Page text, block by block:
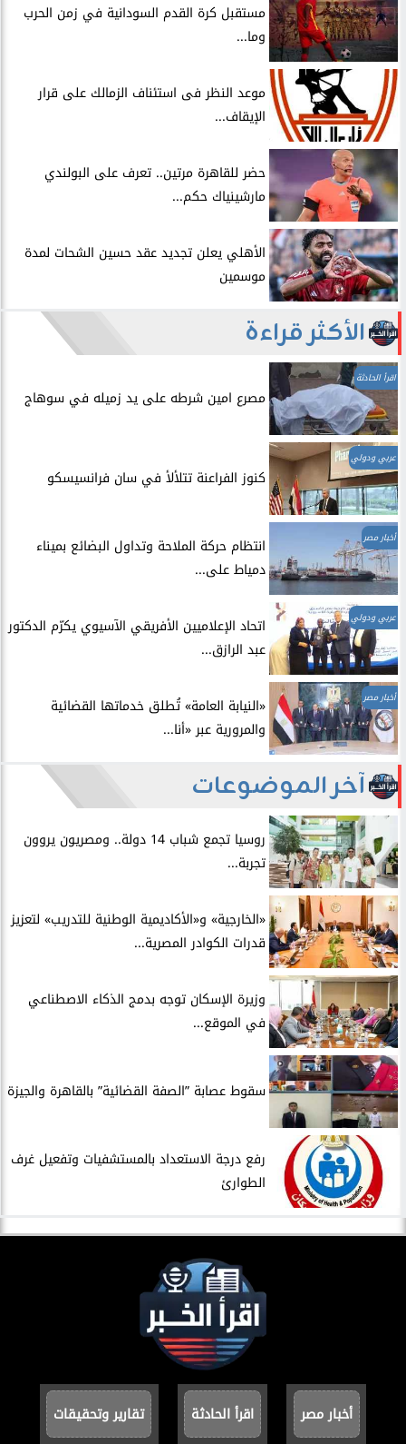
مستقبل كرة القدم السودانية في زمن الحرب
وما...
موعد النظر فى استئناف الزمالك على قرار
الإيقاف...
حضر للقاهرة مرتين.. تعرف على البولندي
مارشينياك حكم...
الأهلي يعلن تجديد عقد حسين الشحات لمدة
موسمين
الأكثر قراءة
اقرأ الحادثة
مصرع امين شرطه على يد زميله في سوهاج
عربي ودولي
​كنوز الفراعنة تتلألأ في سان فرانسيسكو
أخبار مصر
انتظام حركة الملاحة وتداول البضائع بميناء
دمياط على...
عربي ودولي
اتحاد الإعلاميين الأفريقي الآسيوي يكرّم الدكتور
عبد الرازق...
أخبار مصر
​«النيابة العامة» تُطلق خدماتها القضائية
والمرورية عبر «أنا...
آخر الموضوعات
روسيا تجمع شباب 14 دولة.. ومصريون يروون
تجربة...
​«الخارجية» و«الأكاديمية الوطنية للتدريب» لتعزيز
قدرات الكوادر المصرية...
​وزيرة الإسكان توجه بدمج الذكاء الاصطناعي
في الموقع...
سقوط عصابة ”الصفة القضائية” بالقاهرة والجيزة
​رفع درجة الاستعداد بالمستشفيات وتفعيل غرف
الطوارئ
أخبار مصر اقرأ الحادثة تقارير وتحقيقات